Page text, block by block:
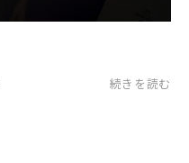
続きを読む